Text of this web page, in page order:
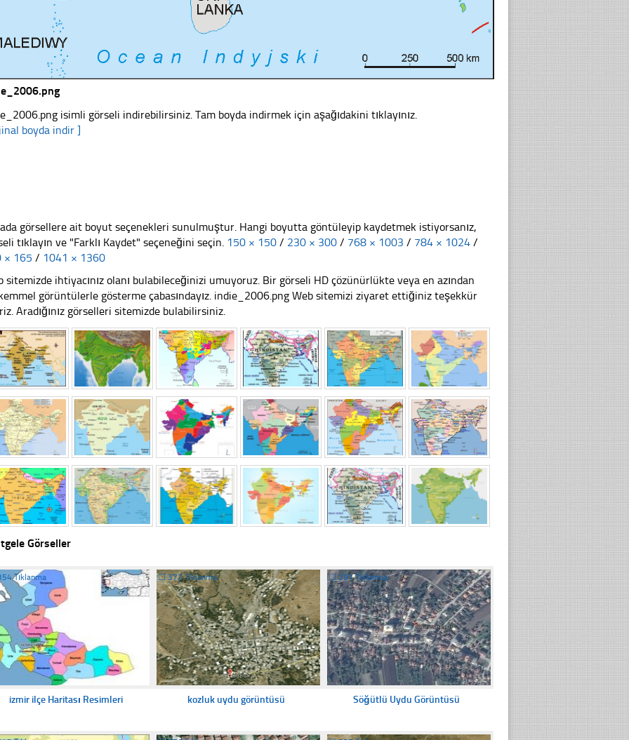
isimli görseli indirebilirsiniz. Tam boyda indirmek için aşağıdakini tıklayınız.
boyda indir ]
görsellere ait boyut seçenekleri sunulmuştur. Hangi boyutta göntüleyip kaydetmek istiyorsanız,
tıklayın ve "Farklı Kaydet" seçeneğini seçin. 150 × 150 / 230 × 300 / 768 × 1003 / 784 × 1024 /
× 165 / 1041 × 1360
sitemizde ihtiyacınız olanı bulabileceğinizi umuyoruz. Bir görseli HD çözünürlükte veya en azından
görüntülerle gösterme çabasındayız. indie_2006.png Web sitemizi ziyaret ettiğiniz teşekkür
Aradığınız görselleri sitemizde bulabilirsiniz.
Görseller
Tıklanma
izmir ilçe Haritası Resimleri
☐372 Tıklanma
kozluk uydu görüntüsü
☐291 Tıklanma
Söğütlü Uydu Görüntüsü